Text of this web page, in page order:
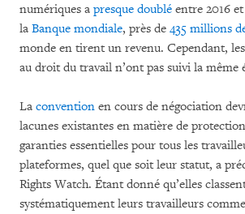
numériques a presque doublé entre 2016
la Banque mondiale, près de 435 millions
monde en tirent un revenu. Cependant,
au droit du travail n’ont pas suivi la même
La convention en cours de négociation
lacunes existantes en matière de
garanties essentielles pour tous les
plateformes, quel que soit leur statut, a
Rights Watch. Étant donné qu’elles
systématiquement leurs travailleurs